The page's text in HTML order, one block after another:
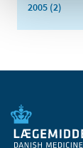
2005 (2)